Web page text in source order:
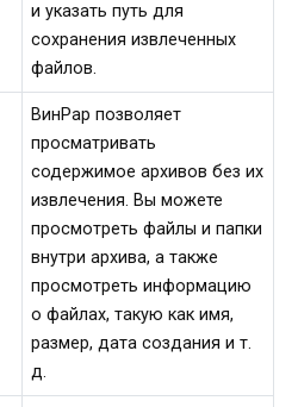
и указать путь для
сохранения извлеченных
файлов.
ВинРар позволяет
просматривать
содержимое архивов без их
извлечения. Вы можете
просмотреть файлы и папки
внутри архива, а также
просмотреть информацию
о файлах, такую как имя,
размер, дата создания и т.
д.